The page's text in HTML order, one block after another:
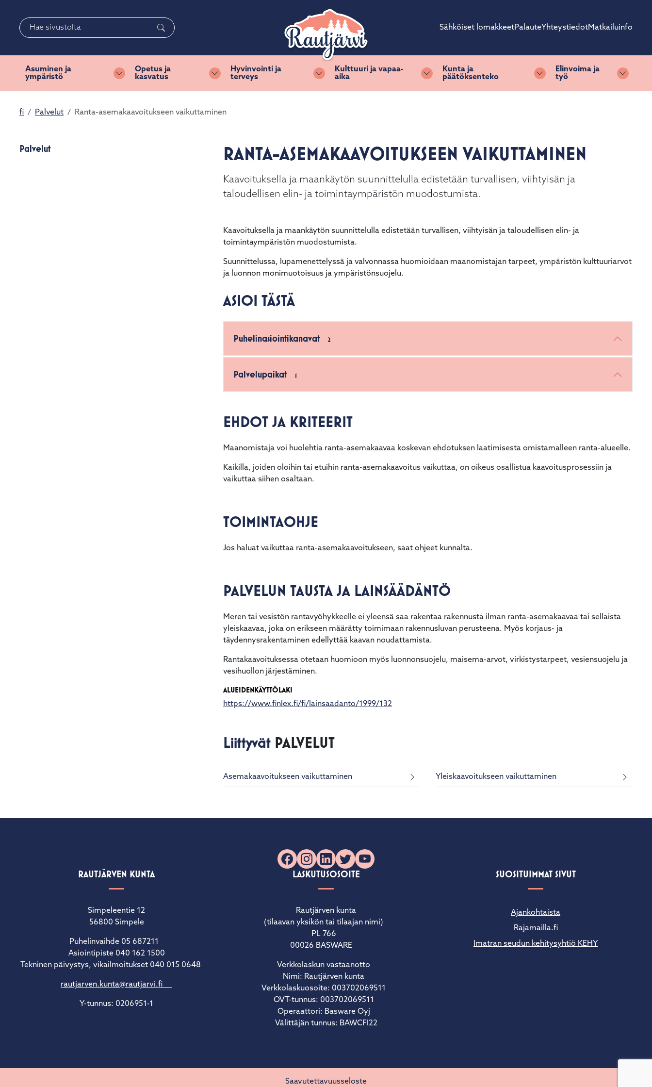
Sähköiset lomakkeetPalauteYhteystiedotMatkailuinfo
Haku
Asuminen ja
ympäristö
Vaihda alasvetovalikkoa
Opetus ja
kasvatus
Vaihda alasvetovalikkoa
Hyvinvointi ja
terveys
Vaihda alasvetovalikkoa
Kulttuuri ja vapaa-
aika
Vaihda alasvetovalikkoa
Kunta ja
päätöksenteko
Vaihda alasvetovalikkoa
Elinvoima ja
työ
Vaihda
fi Palvelut Ranta-asemakaavoitukseen vaikuttaminen
Palvelut RANTA-ASEMAKAAVOITUKSEEN VAIKUTTAMINEN
Kaavoituksella ja maankäytön suunnittelulla edistetään turvallisen, viihtyisän ja
taloudellisen elin- ja toimintaympäristön muodostumista.
Kaavoituksella ja maankäytön suunnittelulla edistetään turvallisen, viihtyisän ja taloudellisen elin- ja
toimintaympäristön muodostumista.
Suunnittelussa, lupamenettelyssä ja valvonnassa huomioidaan maanomistajan tarpeet, ympäristön kulttuuriarvot
ja luonnon monimuotoisuus ja ympäristönsuojelu.
ASIOI TÄSTÄ
Puhelinasiointikanavat 2
Palvelupaikat 1
EHDOT JA KRITEERIT
Maanomistaja voi huolehtia ranta-asemakaavaa koskevan ehdotuksen laatimisesta omistamalleen ranta-alueelle.
Kaikilla, joiden oloihin tai etuihin ranta-asemakaavoitus vaikuttaa, on oikeus osallistua kaavoitusprosessiin ja
vaikuttaa siihen osaltaan.
TOIMINTAOHJE
Jos haluat vaikuttaa ranta-asemakaavoitukseen, saat ohjeet kunnalta.
PALVELUN TAUSTA JA LAINSÄÄDÄNTÖ
Meren tai vesistön rantavyöhykkeelle ei yleensä saa rakentaa rakennusta ilman ranta-asemakaavaa tai sellaista
yleiskaavaa, joka on erikseen määrätty toimimaan rakennusluvan perusteena. Myös korjaus- ja
täydennysrakentaminen edellyttää kaavan noudattamista.
Rantakaavoituksessa otetaan huomioon myös luonnonsuojelu, maisema-arvot, virkistystarpeet, vesiensuojelu ja
vesihuollon järjestäminen.
ALUEIDENKÄYTTÖLAKI
https://www.finlex.fi/fi/lainsaadanto/1999/132
Liittyvät PALVELUT
Asemakaavoitukseen vaikuttaminen Yleiskaavoitukseen vaikuttaminen
Facebook
Instagram
LinkedIn
X YouTube
RAUTJÄRVEN KUNTA
Simpeleentie 12
56800 Simpele
Puhelinvaihde 05 687211
Asiointipiste 040 162 1500
Tekninen päivystys, vikailmoitukset 040 015 0648
rautjarven.kunta@rautjarvi.fi
Y-tunnus: 0206951-1
LASKUTUSOSOITE
Rautjärven kunta
(tilaavan yksikön tai tilaajan nimi)
PL 766
00026 BASWARE
Verkkolaskun vastaanotto
Nimi: Rautjärven kunta
Verkkolaskuosoite: 003702069511
OVT-tunnus: 003702069511
Operaattori: Basware Oyj
Välittäjän tunnus: BAWCFI22
SUOSITUIMMAT SIVUT
Ajankohtaista
Rajamailla.fi
Imatran seudun kehitysyhtiö KEHY
Saavutettavuusseloste